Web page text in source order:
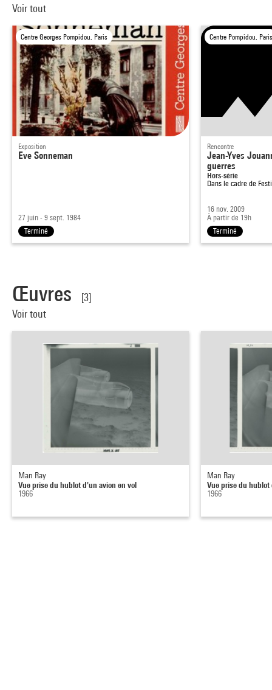
Voir tout
Centre Georges Pompidou, Paris
Exposition
Eve Sonneman
27 juin - 9 sept. 1984
Terminé
Centre Pompidou,
Rencontre
Jean-Yves
guerres
Hors-série
Dans le cadre de
16 nov. 2009
À partir de 19h
Terminé
Œuvres
[3]
Voir tout
Man Ray
Vue prise du hublot d'un avion en vol
1966
Man Ray
Vue prise du
1966